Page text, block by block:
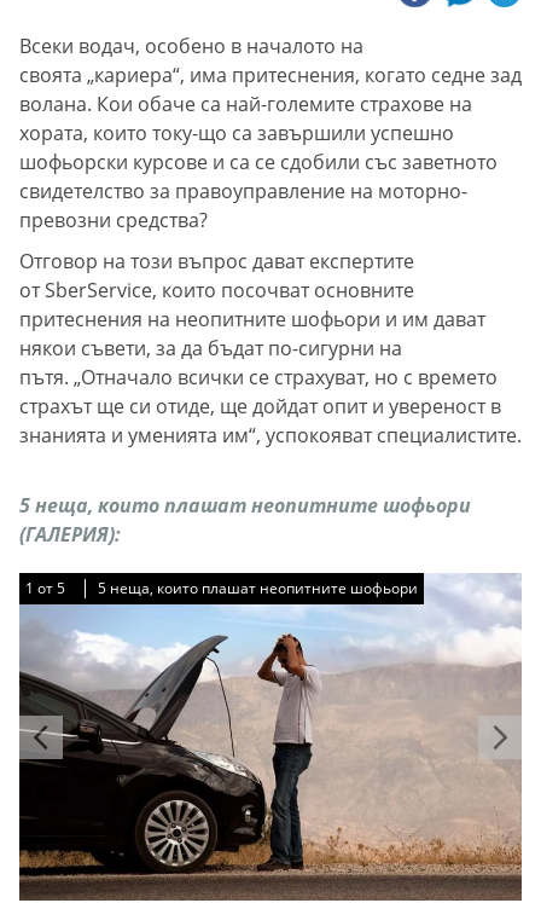
Всеки водач, особено в началото на
своята „кариера“, има притеснения, когато седне зад
волана. Кои обаче са най-големите страхове на
хората, които току-що са завършили успешно
шофьорски курсове и са се сдобили със заветното
свидетелство за правоуправление на моторно-
превозни средства?
Отговор на този въпрос дават експертите
от SberService, които посочват основните
притеснения на неопитните шофьори и им дават
някои съвети, за да бъдат по-сигурни на
пътя. „Отначало всички се страхуват, но с времето
страхът ще си отиде, ще дойдат опит и увереност в
знанията и уменията им“, успокояват специалистите.
5 неща, които плашат неопитните шофьори
(ГАЛЕРИЯ):
1 от5 5 неща, които плашат неопитните шофьори
1 от5 5 неща, които плашат неопитните шофьори
1 от5 5 неща, които плашат неопитните шофьори
1 от5 5 неща, които плашат неопитните шофьори
1 от5 5 неща, които плашат неопитните шофьори